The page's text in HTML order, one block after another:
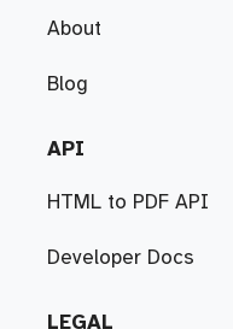
About
Blog
API
HTML to PDF API
Developer Docs
LEGAL